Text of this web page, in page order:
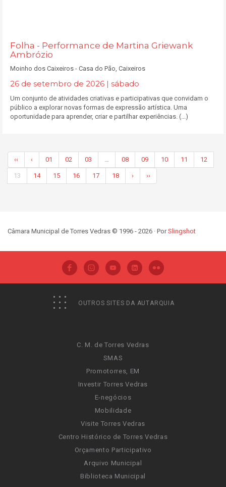
Folha - Performance de Martina Griewank
Ambrózio
Moinho dos Caixeiros - Casa do Pão, Caixeiros
26 de setembro de 2026 | sábado
Um conjunto de atividades criativas e participativas que convidam o
público a explorar novas formas de expressão artística. Uma
oportunidade para aprender, criar e partilhar experiências. (...)
‹‹ ‹ 01 02 03 … 08 09 10 11 12
13 14 15 16 17 18 › ››
Câmara Municipal de Torres Vedras © 1996 - 2026 · PorSlingshot
OUTROS SITES DA AUTARQUIA
C. M. de Torres Vedras
SMAS
Promotorres, EM
Investir Torres Vedras
E-negócios
Mobilidade
Visite Torres Vedras
Centro Histórico de Torres Vedras
Orçamento Participativo
Arquivo Municipal
Biblioteca Municipal